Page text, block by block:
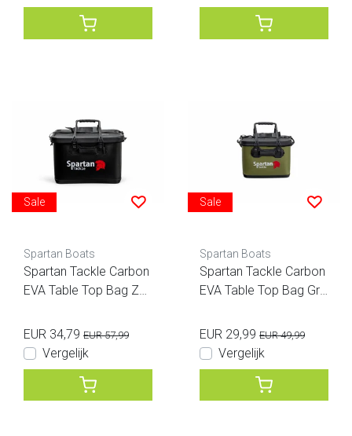
Sale
Spartan Boats
Spartan Tackle Carbon
EVA Table Top Bag Zw
EUR 34,79 EUR 57,99
Vergelijk
Sale
Spartan Boats
Spartan Tackle Carbon
EVA Table Top Bag Gro
EUR 29,99 EUR 49,99
Vergelijk